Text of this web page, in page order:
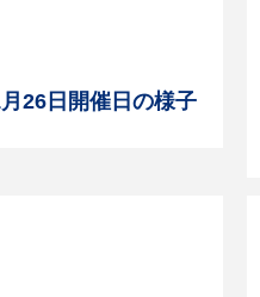
26日開催日の様子